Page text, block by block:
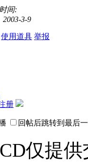
间:
2003-3-9
使用道具 举报
册
回帖后跳转到最后
仅提